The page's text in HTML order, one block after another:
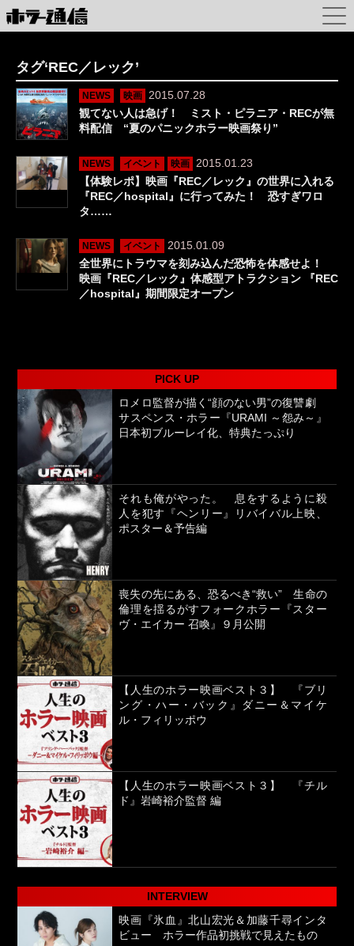
タグ‘REC／レック’
NEWS 映画
2015.07.28
観てない人は急げ！ ミスト・ピラニア・RECが無
料配信 “夏のパニックホラー映画祭り”
NEWS イベント 映画
2015.01.23
【体験レポ】映画『REC／レック』の世界に入れる
『REC／hospital』に行ってみた！ 恐すぎワロ
タ……
NEWS イベント
2015.01.09
全世界にトラウマを刻み込んだ恐怖を体感せよ！
映画『REC／レック』体感型アトラクション 『REC
／hospital』期間限定オープン
PICK UP
ロメロ監督が描く“顔のない男”の復讐劇
サスペンス・ホラー『URAMI ～怨み～』
日本初ブルーレイ化、特典たっぷり
それも俺がやった。 息をするように殺
人を犯す『ヘンリー』リバイバル上映、
ポスター＆予告編
喪失の先にある、恐るべき“救い” 生命の
倫理を揺るがすフォークホラー『スター
ヴ・エイカー 召喚』９月公開
【人生のホラー映画ベスト３】 『ブリ
ング・ハー・バック』ダニー＆マイケ
ル・フィリッポウ
【人生のホラー映画ベスト３】 『チル
ド』岩崎裕介監督 編
INTERVIEW
映画『氷血』北山宏光＆加藤千尋インタ
ビュー ホラー作品初挑戦で見えたもの